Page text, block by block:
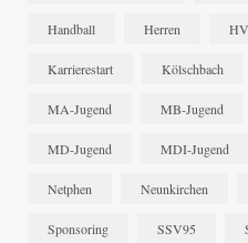
Handball Herren
Karrierestart Kölschbach
MA-Jugend MB-Jugend
MD-Jugend MDI-Jugend
Netphen Neunkirchen
Sponsoring SSV95